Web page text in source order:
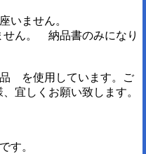
いません。
せん。 納品書のみになり
を使用しています。ご
宜しくお願い致します。
です。